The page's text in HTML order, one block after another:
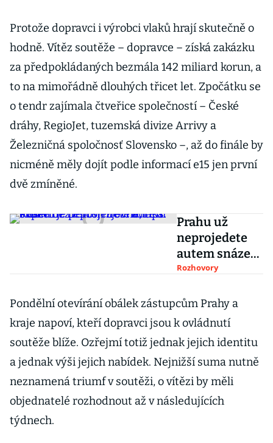
Protože dopravci i výrobci vlaků hrají skutečně o
hodně. Vítěz soutěže – dopravce – získá zakázku
za předpokládaných bezmála 142 miliard korun, a
to na mimořádně dlouhých třicet let. Zpočátku se
o tendr zajímala čtveřice společností – České
dráhy, RegioJet, tuzemská divize Arrivy a
Železničná spoločnosť Slovensko –, až do finále by
nicméně měly dojít podle informací e15 jen první
dvě zmíněné.
Prahu už
neprojedete
autem snáze
než letos,
Řešení je
přitom zjevné,
Rozhovory
Pondělní otevírání obálek zástupcům Prahy a
kraje napoví, kteří dopravci jsou k ovládnutí
soutěže blíže. Ozřejmí totiž jednak jejich identitu
a jednak výši jejich nabídek. Nejnižší suma nutně
neznamená triumf v soutěži, o vítězi by měli
objednatelé rozhodnout až v následujících
týdnech.